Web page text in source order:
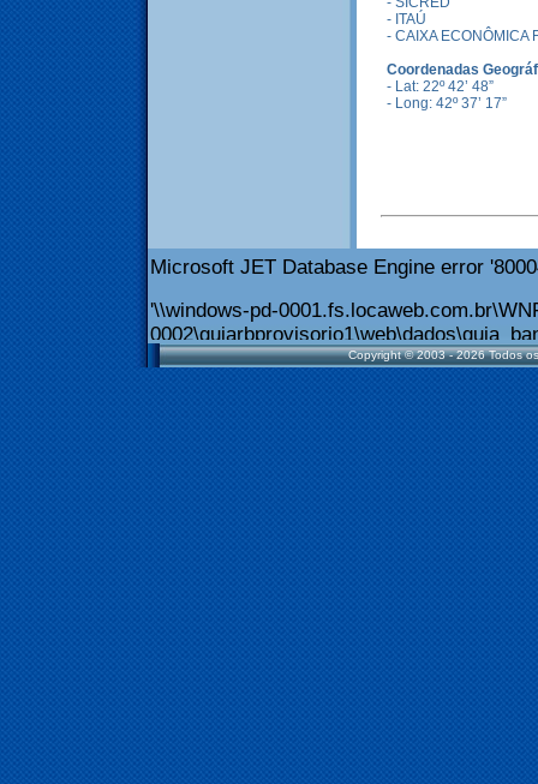
- ITAÚ
- CAIXA ECONÔMICA
Coordenadas
- Lat: 22º 42’ 48”
- Long: 42º 37’ 17”
Copyright © 2003 - 2026 Todos